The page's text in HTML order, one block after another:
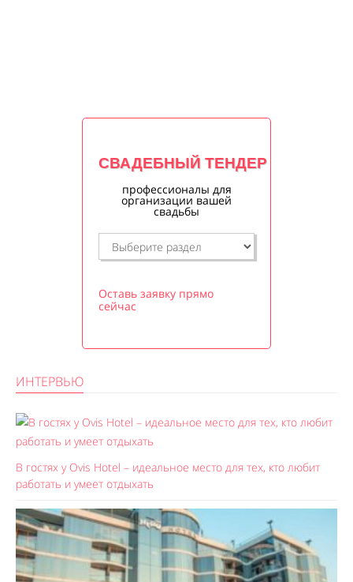
СВАДЕБНЫЙ ТЕНДЕР
профессионалы для
организации вашей
свадьбы
Оставь заявку прямо
сейчас
ИНТЕРВЬЮ
В гостях у Ovis Hotel – идеальное место для тех, кто любит
работать и умеет отдыхать